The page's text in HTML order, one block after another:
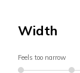
Width
Feels too narrow